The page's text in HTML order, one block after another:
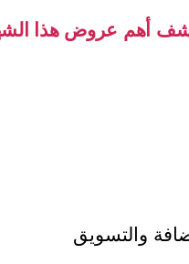
أهم عروض هذا
والتسويق